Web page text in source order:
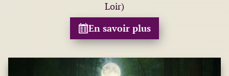
Loir)
En savoir plus